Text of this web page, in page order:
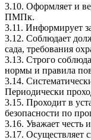
3.10. Оформляет и
ПМПк.
3.11. Информирует
3.12. Соблюдает
сада, требования
3.13. Строго
нормы и правила
3.14.
Периодически
3.15. Проходит в
безопасности по
3.16. Уважает честь
3.17. Осуществляет